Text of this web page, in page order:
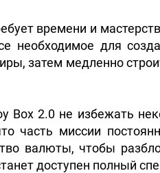
времени и
необходимое для
затем медленно
Box 2.0 не избежать
часть миссии
валюты, чтобы
доступен полный